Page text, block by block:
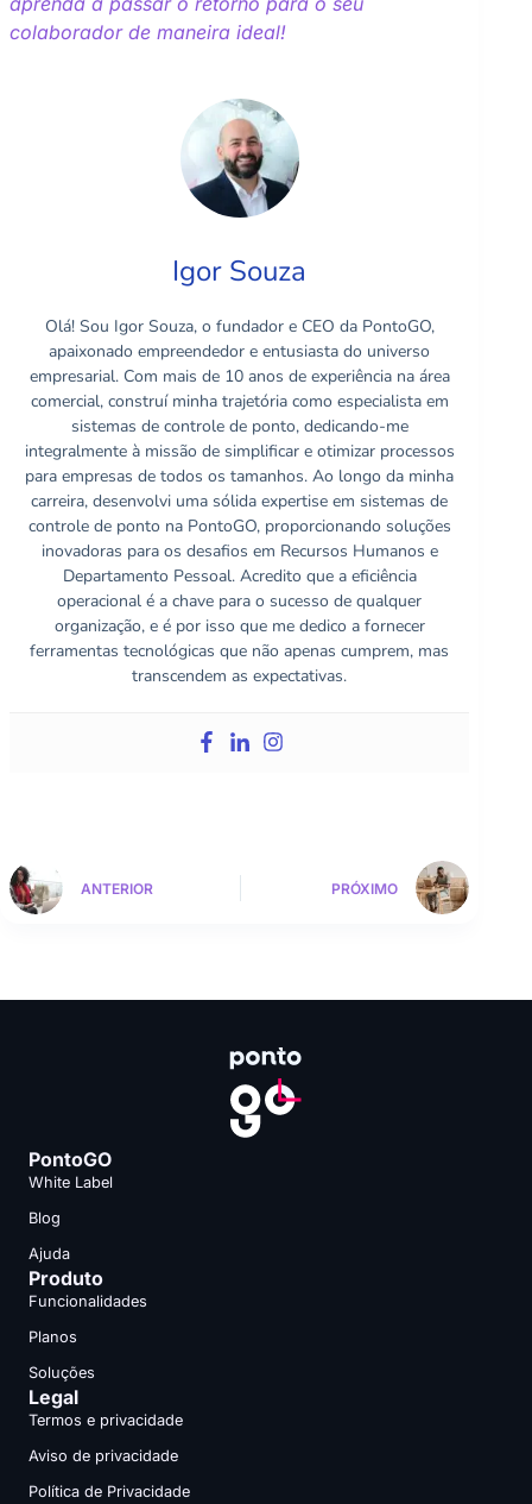
colaborador de maneira ideal!
Igor Souza
Olá! Sou Igor Souza, o fundador e CEO da PontoGO,
apaixonado empreendedor e entusiasta do universo
empresarial. Com mais de 10 anos de experiência na área
comercial, construí minha trajetória como especialista em
sistemas de controle de ponto, dedicando-me
integralmente à missão de simplificar e otimizar processos
para empresas de todos os tamanhos. Ao longo da minha
carreira, desenvolvi uma sólida expertise em sistemas de
controle de ponto na PontoGO, proporcionando soluções
inovadoras para os desafios em Recursos Humanos e
Departamento Pessoal. Acredito que a eficiência
operacional é a chave para o sucesso de qualquer
organização, e é por isso que me dedico a fornecer
ferramentas tecnológicas que não apenas cumprem, mas
transcendem as expectativas.
ANTERIOR PRÓXIMO
PontoGO
White Label
Blog
Ajuda
Produto
Funcionalidades
Planos
Soluções
Legal
Termos e privacidade
Aviso de privacidade
Política de Privacidade